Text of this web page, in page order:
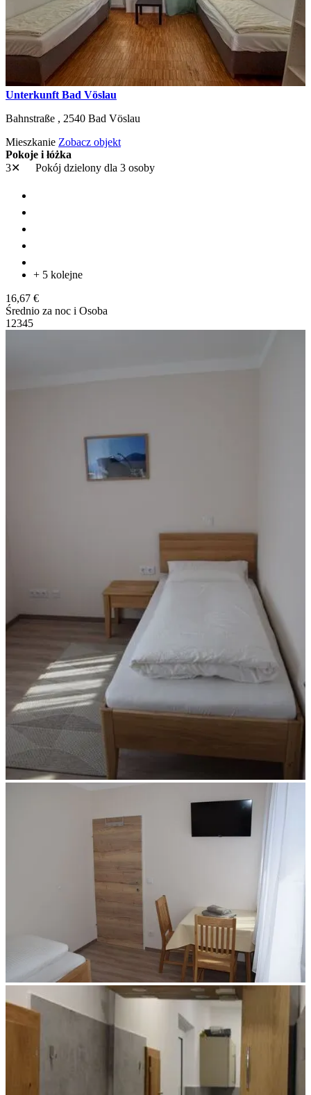
Unterkunft Bad Vöslau
Bahnstraße , 2540 Bad Vöslau
Mieszkanie Zobacz objekt
Pokoje i łóżka
3✕
Pokój dzielony dla 3 osoby
+ 5 kolejne
16,67 €
Średnio za noc i Osoba
12345